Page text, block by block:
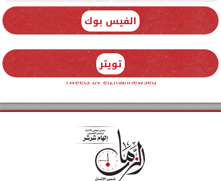
الفيس بوك
تويتر
Tweets by elzmannewseg